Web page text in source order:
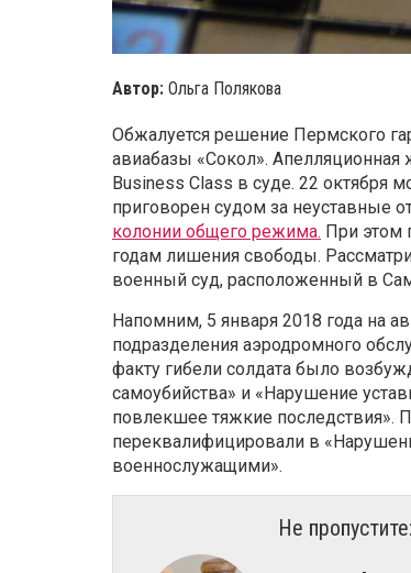
Автор: Ольга Полякова
Обжалуется решение Пермского
авиабазы «Сокол».
Business Class в суде. 22 октября
приговорен судом за неуставные
колонии общего режима. При этом
годам лишения свободы.
военный суд, расположенный в
Напомним, 5 января 2018 года на
подразделения аэродромного
факту гибели солдата было
самоубийства» и «Нарушение
повлекшее тяжкие последствия».
переквалифицировали в
военнослужащими».
Не пропустите: